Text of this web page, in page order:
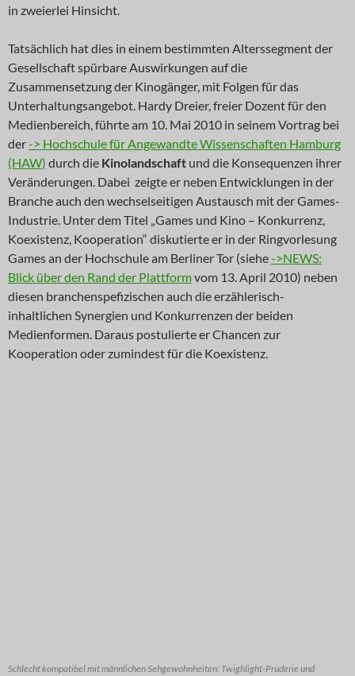
in zweierlei Hinsicht.
Tatsächlich hat dies in einem bestimmten Alterssegment der
Gesellschaft spürbare Auswirkungen auf die
Zusammensetzung der Kinogänger, mit Folgen für das
Unterhaltungsangebot. Hardy Dreier, freier Dozent für den
Medienbereich, führte am 10. Mai 2010 in seinem Vortrag bei
der-> Hochschule für Angewandte Wissenschaften Hamburg
(HAW) durch die Kinolandschaft und die Konsequenzen ihrer
Veränderungen. Dabei zeigte er neben Entwicklungen in der
Branche auch den wechselseitigen Austausch mit der Games-
Industrie. Unter dem Titel „Games und Kino – Konkurrenz,
Koexistenz, Kooperation“ diskutierte er in der Ringvorlesung
Games an der Hochschule am Berliner Tor (siehe->NEWS:
Blick über den Rand der Plattformvom 13. April 2010) neben
diesen branchenspefizischen auch die erzählerisch-
inhaltlichen Synergien und Konkurrenzen der beiden
Medienformen. Daraus postulierte er Chancen zur
Kooperation oder zumindest für die Koexistenz.
Schlecht kompatibel mit männlichen Sehgewohnheiten: Twighlight-Prüderie und